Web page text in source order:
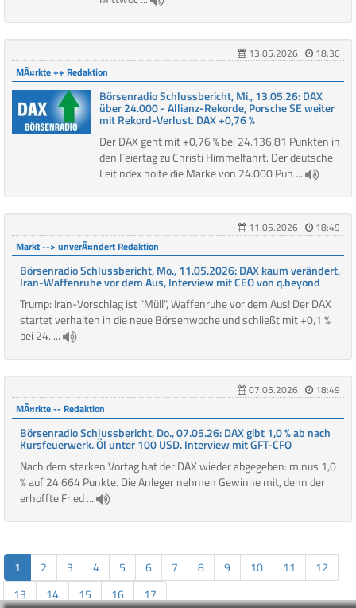
13.05.2026
18:36
MÃ¤rkte ++ Redaktion
Börsenradio Schlussbericht, Mi., 13.05.26: DAX
über 24.000 - Allianz-Rekorde, Porsche SE weiter
mit Rekord-Verlust. DAX +0,76 %
Der DAX geht mit +0,76 % bei 24.136,81 Punkten in
den Feiertag zu Christi Himmelfahrt. Der deutsche
Leitindex holte die Marke von 24.000 Pun ...
11.05.2026
18:49
Markt --> unverÃ¤ndert Redaktion
Börsenradio Schlussbericht, Mo., 11.05.2026: DAX kaum verändert,
Iran-Waffenruhe vor dem Aus, Interview mit CEO von q.beyond
Trump: Iran-Vorschlag ist "Müll", Waffenruhe vor dem Aus! Der DAX
startet verhalten in die neue Börsenwoche und schließt mit +0,1 %
bei 24. ...
07.05.2026
18:49
MÃ¤rkte -- Redaktion
Börsenradio Schlussbericht, Do., 07.05.26: DAX gibt 1,0 % ab nach
Kursfeuerwerk. Öl unter 100 USD. Interview mit GFT-CFO
Nach dem starken Vortag hat der DAX wieder abgegeben: minus 1,0
% auf 24.664 Punkte. Die Anleger nehmen Gewinne mit, denn der
erhoffte Fried ...
1 2 3 4 5 6 7 8 9 10 11
12
13
14 15 16 17